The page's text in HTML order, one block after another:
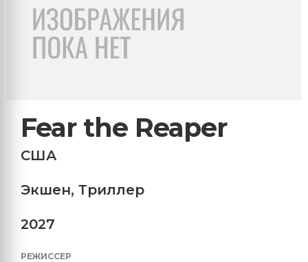
Fear the Reaper
США
Экшен, Триллер
2027
РЕЖИССЕР